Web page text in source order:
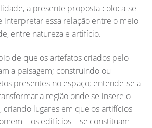
a presente proposta coloca-se
interpretar essa relação entre o meio
entre natureza e artifício.
de que os artefatos criados pelo
a paisagem; construindo ou
presentes no espaço; entende-se a
a região onde se insere o
criando lugares em que os artifícios
– os edifícios – se constituam